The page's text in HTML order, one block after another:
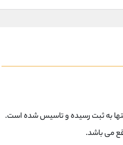
3/11/1388 در اداره ثبت شرکتها به ثبت رسیده و تاسیس شده است.
می باشد.